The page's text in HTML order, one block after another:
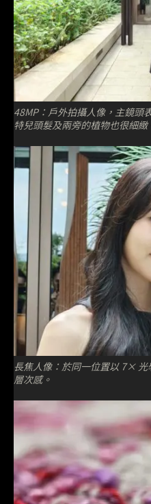
48MP：戶外拍攝人像，主鏡頭
特兒頭髮及兩旁的植物也很細緻
長焦人像：於同一位置以 7×
層次感。